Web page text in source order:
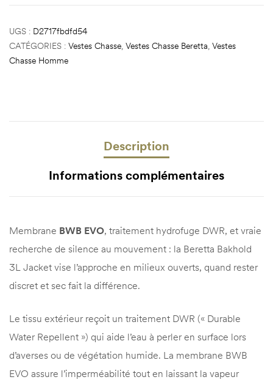
UGS : D2717fbdfd54
CATÉGORIES : Vestes Chasse, Vestes Chasse Beretta, Vestes
Chasse Homme
Description
Informations complémentaires
Membrane BWB EVO, traitement hydrofuge DWR, et vraie
recherche de silence au mouvement : la Beretta Bakhold
3L Jacket vise l’approche en milieux ouverts, quand rester
discret et sec fait la différence.
Le tissu extérieur reçoit un traitement DWR (« Durable
Water Repellent ») qui aide l’eau à perler en surface lors
d’averses ou de végétation humide. La membrane BWB
EVO assure l’imperméabilité tout en laissant la vapeur